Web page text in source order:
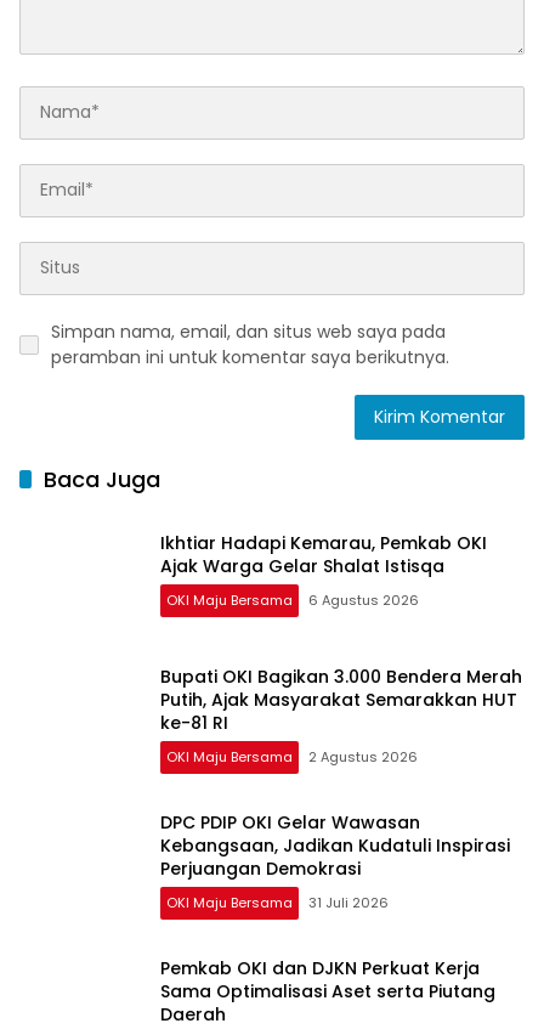
Simpan nama, email, dan situs web saya pada
peramban ini untuk komentar saya berikutnya.
Baca Juga
Ikhtiar Hadapi Kemarau, Pemkab OKI
Ajak Warga Gelar Shalat Istisqa
OKI Maju Bersama 6 Agustus 2026
Bupati OKI Bagikan 3.000 Bendera Merah
Putih, Ajak Masyarakat Semarakkan HUT
ke-81 RI
OKI Maju Bersama 2 Agustus 2026
DPC PDIP OKI Gelar Wawasan
Kebangsaan, Jadikan Kudatuli Inspirasi
Perjuangan Demokrasi
OKI Maju Bersama 31 Juli 2026
Pemkab OKI dan DJKN Perkuat Kerja
Sama Optimalisasi Aset serta Piutang
Daerah